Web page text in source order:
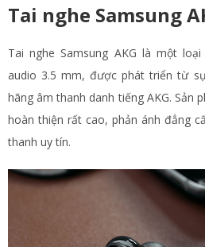
Tai nghe Samsung
Tai nghe Samsung AKG là một
audio 3.5 mm, được phát triển từ
hãng âm thanh danh tiếng AKG. Sản
hoàn thiện rất cao, phản ánh đẳng
thanh uy tín.